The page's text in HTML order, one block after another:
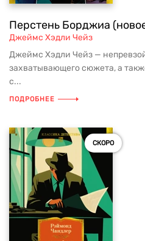
Перстень Борджиа
Джеймс Хэдли Чейз
Джеймс Хэдли Чейз —
захватывающего сюжета, а
с...
ПОДРОБНЕЕ
СКОРО